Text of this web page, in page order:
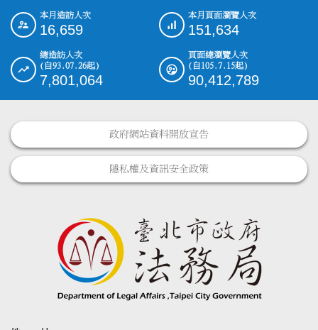
::: 本月造訪人次
16,659
本月頁面瀏覽人次
151,634
總造訪人次
(自93.07.26起)
7,801,064
頁面總瀏覽人次
(自105.7.15起)
90,412,789
政府網站資料開放宣告
隱私權及資訊安全政策